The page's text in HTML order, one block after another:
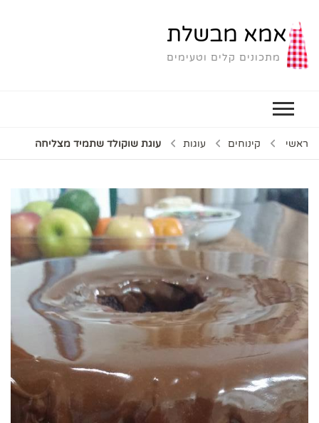
אמא מבשלת
מתכונים קלים וטעימים
ראשי קינוחים עוגות עוגת שוקולד שתמיד מצליחה